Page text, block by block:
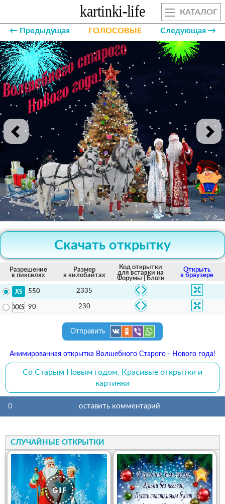
КАТАЛОГ
← Предыдущая ГОЛОСОВЫЕ Следующая →
Скачать открытку
Разрешение
в пикселях
Размер
в килобайтах
Код открытки
для вставки на
Форумы | Блоги
Открыть
в браузере
550 2335
90 230
Отправить
Анимированная открытка Волшебного Старого - Нового года!
Со Старым Новым годом. Красивые открытки и
картинки
0 оставить комментарий
СЛУЧАЙНЫЕ ОТКРЫТКИ